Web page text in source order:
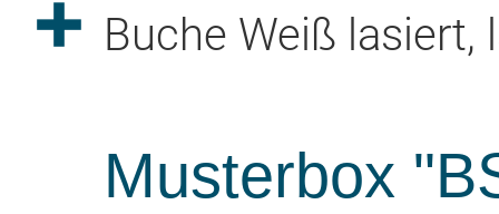
Buche Weiß lasiert,
Musterbox
Straße* Hausnummer*